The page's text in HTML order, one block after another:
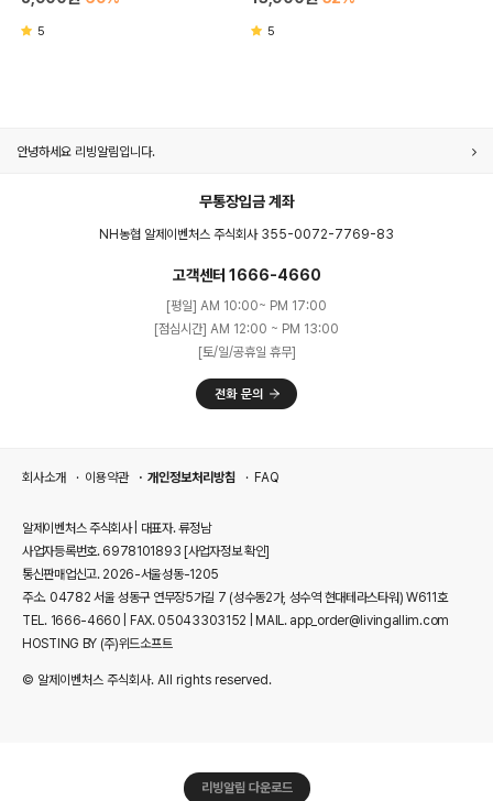
5 5
안녕하세요 리빙알림입니다.
무통장입금 계좌
NH농협 알제이벤처스 주식회사 355-0072-7769-83
고객센터 1666-4660
[평일] AM 10:00~ PM 17:00
[점심시간] AM 12:00 ~ PM 13:00
[토/일/공휴일 휴무]
회사소개 이용약관 개인정보처리방침 FAQ
알제이벤처스 주식회사 | 대표자. 류정남
사업자등록번호. 6978101893 [사업자정보 확인]
통신판매업신고. 2026-서울성동-1205
주소. 04782 서울 성동구 연무장5가길 7 (성수동2가, 성수역 현대테라스타워) W611호
TEL. 1666-4660 | FAX. 05043303152 | MAIL. app_order@livingallim.com
HOSTING BY (주)위드소프트
© 알제이벤처스 주식회사. All rights reserved.
리빙알림 다운로드